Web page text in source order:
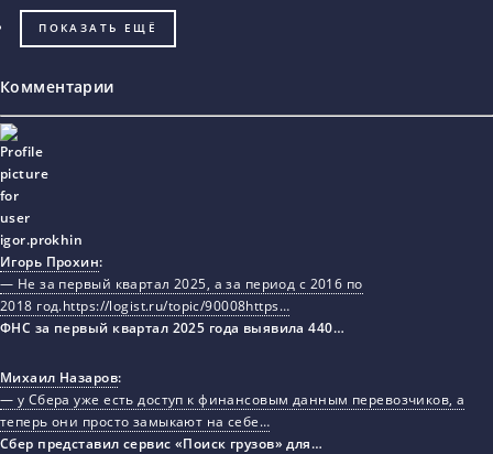
ПОКАЗАТЬ ЕЩЁ
Комментарии
Игорь Прохин:
— Не за первый квартал 2025, а за период с 2016 по
2018 год.https://logist.ru/topic/90008https…
ФНС за первый квартал 2025 года выявила 440…
Михаил Назаров:
— у Сбера уже есть доступ к финансовым данным перевозчиков, а
теперь они просто замыкают на себе…
Сбер представил сервис «Поиск грузов» для…